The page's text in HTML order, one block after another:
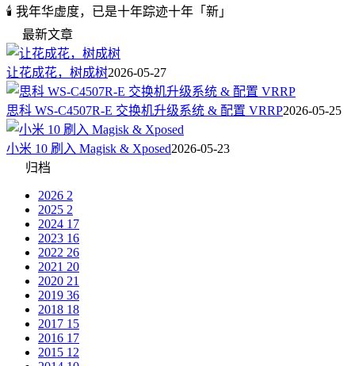
🕯️ 我年华虚度，已是十年踪迹十年「新」
最新文章
让花成花，树成树2026-05-27
思科 WS-C4507R-E 交换机升级系统 & 配置 VRRP2026-05-25
小米 10 刷入 Magisk & Xposed2026-05-23
归档
2026 2
2025 2
2024 17
2023 16
2022 26
2021 20
2020 21
2019 36
2018 18
2017 15
2016 17
2015 12